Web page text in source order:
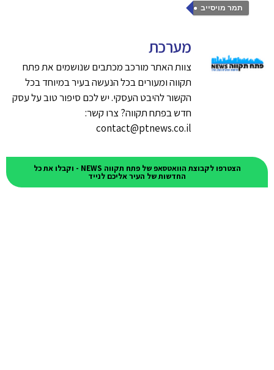
תמר מויסייב
מערכת
צוות האתר מורכב מכתבים שנושמים את פתח
תקווה ומעורים בכל הנעשה בעיר במיוחד בכל
הקשור להיבט העסקי. יש לכם סיפור טוב על עסק
חדש בפתח תקווה? צרו קשר:
contact@ptnews.co.il
הצטרפו לקבוצת הוואטסאפ של פתח תקווה NEWS - וקבלו את כל
החדשות של העיר אליכם לנייד